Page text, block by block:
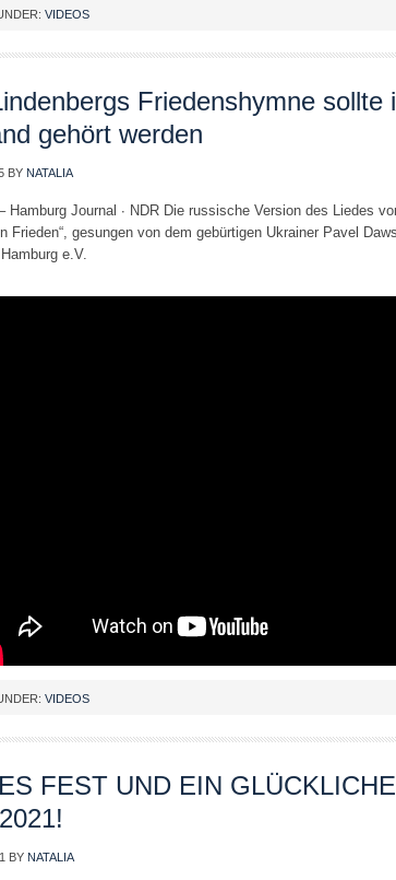
VIDEOS
Friedenshymne sollte
gehört werden
BY NATALIA
Hamburg Journal ∙ NDR Die russische Version des Liedes
Frieden“, gesungen von dem gebürtigen Ukrainer Pavel
e.V.
VIDEOS
FEST UND EIN
BY NATALIA